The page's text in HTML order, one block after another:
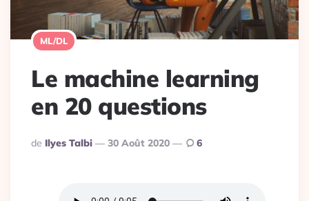
ML/DL
Le machine learning
en 20 questions
Publié
De Ilyes Talbi 30 Août 2020 6